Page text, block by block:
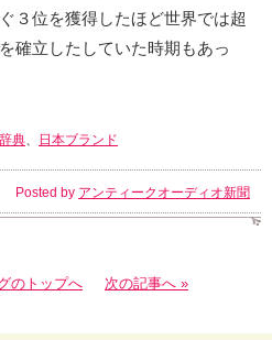
３位を獲得したほど世界では超
確立したしていた時期もあっ
典、 日本ブランド
Posted by アンティークオーディオ新聞
のトップへ 次の記事へ »